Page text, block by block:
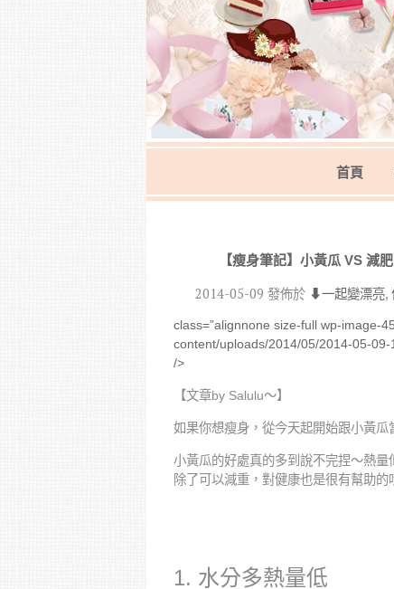
首頁
【瘦身筆記】小黃瓜 VS 減肥
2014-05-09 發佈於 ⬇︎一起變漂亮,
class=”alignnone size-full wp-image-
content/uploads/2014/05/2014-05-09-
/>
【文章by Salulu～】
如果你想瘦身，從今天起開始跟小黃瓜
小黃瓜的好處真的多到說不完捏～熱量
除了可以減重，對健康也是很有幫助的
1. 水分多熱量低